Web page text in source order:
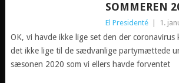
SOMMEREN
El Presidenté 1.
OK, vi havde ikke lige set den der coronavirus
det ikke lige til de sædvanlige partymættede
sæsonen 2020 som vi ellers havde forventet